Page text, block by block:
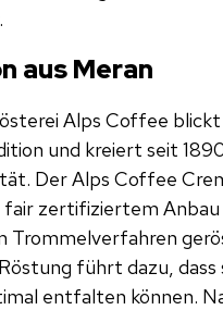
aus Meran
Alps Coffee blickt
und kreiert seit
Der Alps Coffee
fair zertifiziertem Anbau
Trommelverfahren
führt dazu, dass
entfalten können.